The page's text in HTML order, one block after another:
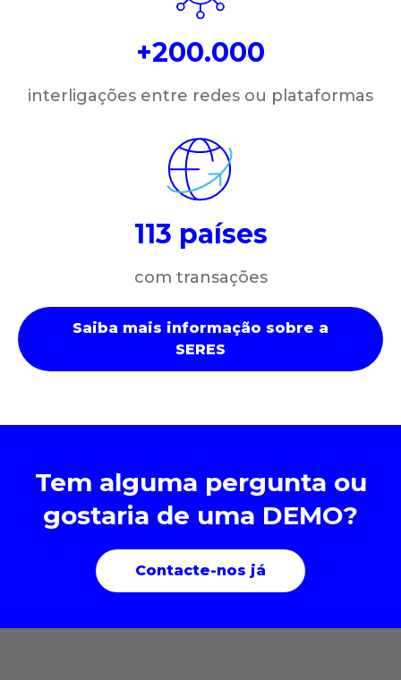
+200.000
interligações entre redes ou plataformas
113 países
com transações
Saiba mais informação sobre a
SERES
Tem alguma pergunta ou
gostaria de uma DEMO?
Contacte-nos já